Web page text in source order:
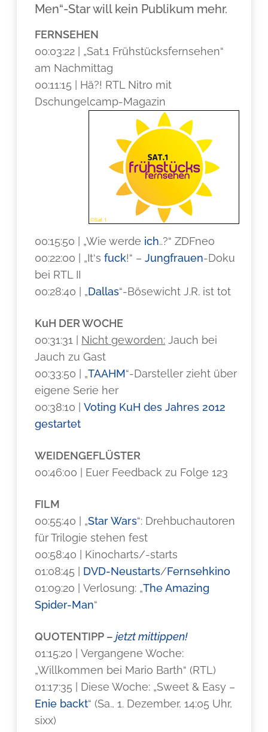
Men“-Star will kein Publikum mehr.
FERNSEHEN
00:03:22 | „Sat.1 Frühstücksfernsehen“
am Nachmittag
00:11:15 | Hä?! RTL Nitro mit
Dschungelcamp-Magazin
00:15:50 | „Wie werde ich..?“ ZDFneo
00:22:00 | „It‘sfuck!“ –Jungfrauen-Doku
bei RTL II
00:28:40 | „Dallas“-Bösewicht J.R. ist tot
KuH DER WOCHE
00:31:31 | Nicht geworden: Jauch bei
Jauch zu Gast
00:33:50 | „TAAHM“-Darsteller zieht über
eigene Serie her
00:38:10 |Voting KuH des Jahres 2012
gestartet
WEIDENGEFLÜSTER
00:46:00 | Euer Feedback zu Folge 123
FILM
00:55:40 | „Star Wars“: Drehbuchautoren
für Trilogie stehen fest
00:58:40 | Kinocharts/-starts
01:08:45 | DVD-Neustarts/Fernsehkino
01:09:20 | Verlosung: „The Amazing
Spider-Man“
QUOTENTIPP –jetzt mittippen!
01:15:20 | Vergangene Woche:
„Willkommen bei Mario Barth“ (RTL)
01:17:35 | Diese Woche: „Sweet & Easy –
Enie backt“ (Sa., 1. Dezember, 14:05 Uhr,
sixx)